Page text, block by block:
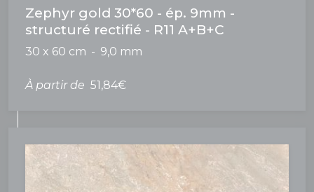
Zephyr gold 30*60 - ép. 9mm -
structuré rectifié - R11 A+B+C
30 x 60 cm 9,0 mm
À partir de 51,84€